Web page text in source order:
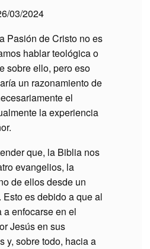
03/2024
Pasión de Cristo no es
hablar teológica o
sobre ello, pero eso
un razonamiento de
el
la experiencia
que, la Biblia nos
evangelios, la
de ellos desde un
es debido a que al
a enfocarse en el
Jesús en sus
y, sobre todo, hacia a